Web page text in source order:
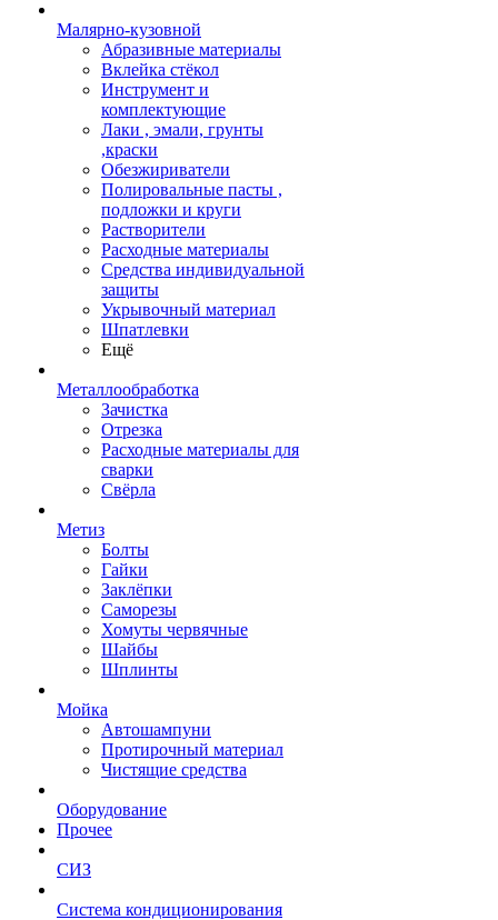
Малярно-кузовной
Абразивные материалы
Вклейка стёкол
Инструмент и
комплектующие
Лаки , эмали, грунты
,краски
Обезжириватели
Полировальные пасты ,
подложки и круги
Растворители
Расходные материалы
Средства индивидуальной
защиты
Укрывочный материал
Шпатлевки
Ещё
Металлообработка
Зачистка
Отрезка
Расходные материалы для
сварки
Свёрла
Метиз
Болты
Гайки
Заклёпки
Саморезы
Хомуты червячные
Шайбы
Шплинты
Мойка
Автошампуни
Протирочный материал
Чистящие средства
Оборудование
Прочее
СИЗ
Система кондиционирования